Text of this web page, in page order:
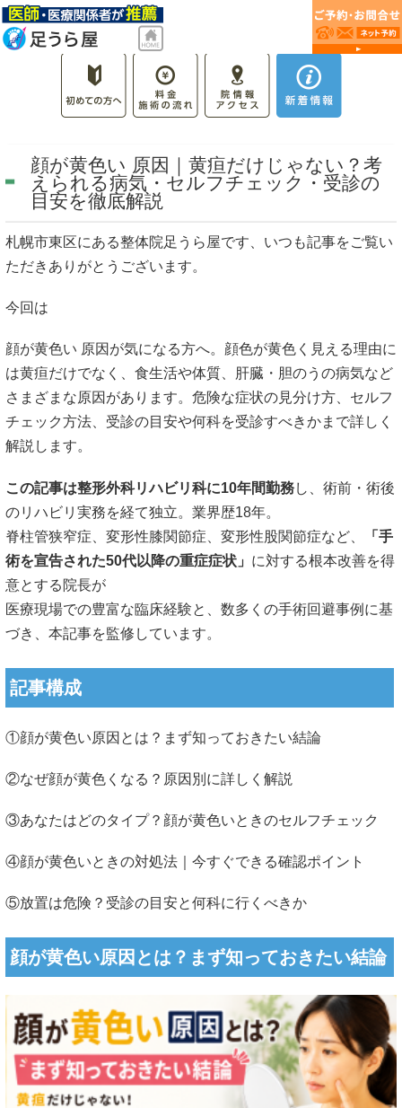
顔が黄色い 原因｜黄疸だけじゃない？考
えられる病気・セルフチェック・受診の
目安を徹底解説
札幌市東区にある整体院足うら屋です、いつも記事をご覧い
ただきありがとうございます。
今回は
顔が黄色い 原因が気になる方へ。顔色が黄色く見える理由に
は黄疸だけでなく、食生活や体質、肝臓・胆のうの病気など
さまざまな原因があります。危険な症状の見分け方、セルフ
チェック方法、受診の目安や何科を受診すべきかまで詳しく
解説します。
この記事は整形外科リハビリ科に10年間勤務し、術前・ 術後
のリハビリ実務を経て独立。業界歴18年。
脊柱管狭窄症、変形性膝関節症、変形性股関節症など、
「 手
術を宣告された50代以降の重症症状」 に対する根本改善を得
意とする院長が
医療現場での豊富な臨床経験と、数多くの手術回避事例に基
づき、 本記事を監修しています。
記事構成
①顔が黄色い原因とは？まず知っておきたい結論
②なぜ顔が黄色くなる？原因別に詳しく解説
③あなたはどのタイプ？顔が黄色いときのセルフチェック
④顔が黄色いときの対処法｜今すぐできる確認ポイント
⑤放置は危険？受診の目安と何科に行くべきか
顔が黄色い原因とは？まず知っておきたい結論